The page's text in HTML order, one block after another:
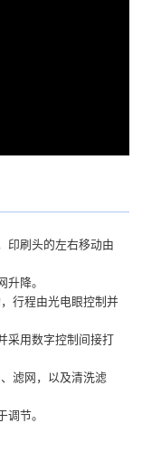
印刷头的左右移动由
降。
行程由光电眼控制并
采用数字控制间接打
滤网，以及清洗滤
节。